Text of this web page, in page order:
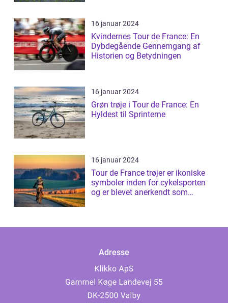
16 januar 2024
Kvindernes Tour de France: En
Dybdegående Gennemgang af
Historien og Betydningen
16 januar 2024
Grøn trøje i Tour de France: En
Hyldest til Sprinterne
16 januar 2024
Tour de France trøjer er ikoniske
symboler inden for cykelsporten
og er blevet anerkendt som
Adresse